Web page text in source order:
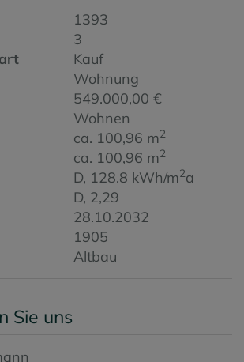
1393
3
Kauf
Wohnung
549.000,00 €
Wohnen
ca. 100,96 m2
ca. 100,96 m2
D, 128.8 kWh/m2a
D, 2,29
28.10.2032
1905
Altbau
Sie uns